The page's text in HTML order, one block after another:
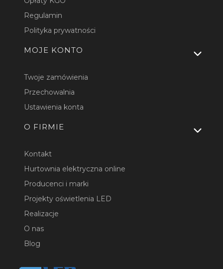
Regulamin
Polityka prywatności
MOJE KONTO
Twoje zamówienia
Przechowalnia
Ustawienia konta
O FIRMIE
Kontakt
Hurtownia elektryczna online
Producenci i marki
Projekty oświetlenia LED
Realizacje
O nas
Blog